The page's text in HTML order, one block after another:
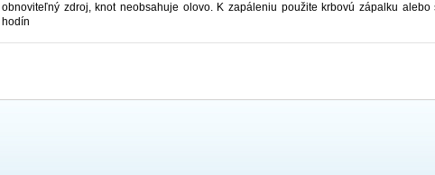
obnoviteľný zdroj, knot neobsahuje olovo. K zapáleniu použite krbovú zápalku
hodín